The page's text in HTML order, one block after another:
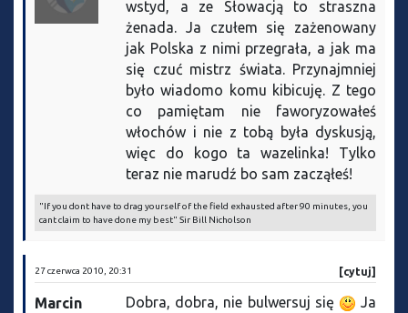
wstyd, a ze Słowacją to straszna
żenada. Ja czułem się zażenowany
jak Polska z nimi przegrała, a jak ma
się czuć mistrz świata. Przynajmniej
było wiadomo komu kibicuję. Z tego
co pamiętam nie faworyzowałeś
włochów i nie z tobą była dyskusją,
więc do kogo ta wazelinka! Tylko
teraz nie marudź bo sam zacząłeś!
"If you dont have to drag yourself of the field exhausted after 90 minutes, you
cant claim to have done my best" Sir Bill Nicholson
27 czerwca 2010, 20:31 [cytuj]
Marcin Dobra, dobra, nie bulwersuj się
Ja